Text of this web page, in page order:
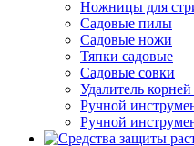
Ножницы для
Садовые пилы
Садовые ножи
Тяпки садовые
Садовые совки
Удалитель
Ручной
Ручной